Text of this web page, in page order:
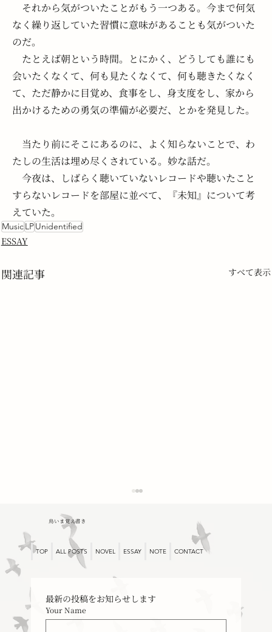
それから気がついたことがもう一つある。今まで何気
なく繰り返していた習慣に意味があることも気がついた
のだ。
たとえば朝という時間。とにかく、どうしても誰にも
会いたくなくて、何も見たくなくて、何も聴きたくなく
て、ただ静かに目覚め、食事をし、身支度をし、家から
出かけるための勇気の準備が必要だ、とかを発見した。
当たり前にそこにあるのに、よく知らないことで、わ
たしの生活は埋め尽くされている。妙な話だ。
今夜は、しばらく聴いていないレコードや聴いたこと
すらないレコードを部屋に並べて、『未知』について考
えていた。
MusicLPUnidentified
ESSAY
関連記事 すべて表示
書くための素描（モネとブーダン）
鳥いま覚え書き
TOP ALL POSTS NOVEL ESSAY NOTE CONTACT
最新の投稿をお知らせします
Your Name